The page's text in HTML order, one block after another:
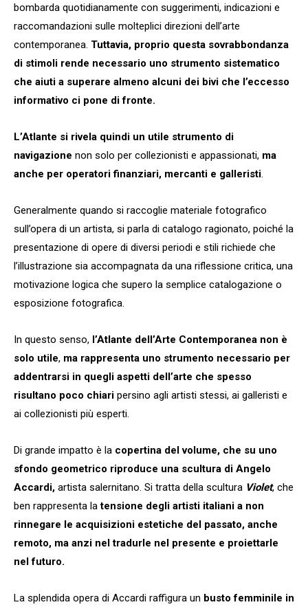
bombarda quotidianamente con suggerimenti, indicazioni e
raccomandazioni sulle molteplici direzioni dell’arte
contemporanea. Tuttavia, proprio questa sovrabbondanza
di stimoli rende necessario uno strumento sistematico
che aiuti a superare almeno alcuni dei bivi che l’eccesso
informativo ci pone di fronte.
L’Atlante si rivela quindi un utile strumento di
navigazione non solo per collezionisti e appassionati, ma
anche per operatori finanziari, mercanti e galleristi.
Generalmente quando si raccoglie materiale fotografico
sull’opera di un artista, si parla di catalogo ragionato, poiché la
presentazione di opere di diversi periodi e stili richiede che
l’illustrazione sia accompagnata da una riflessione critica, una
motivazione logica che supero la semplice catalogazione o
esposizione fotografica.
In questo senso, l’Atlante dell’Arte Contemporanea non è
solo utile, ma rappresenta uno strumento necessario per
addentrarsi in quegli aspetti dell’arte che spesso
risultano poco chiari persino agli artisti stessi, ai galleristi e
ai collezionisti più esperti.
Di grande impatto è la copertina del volume, che su uno
sfondo geometrico riproduce una scultura di Angelo
Accardi, artista salernitano. Si tratta della scultura Violet, che
ben rappresenta latensione degli artisti italiani a non
rinnegare le acquisizioni estetiche del passato, anche
remoto, ma anzi nel tradurle nel presente e proiettarle
nel futuro.
La splendida opera di Accardi raffigura un busto femminile in